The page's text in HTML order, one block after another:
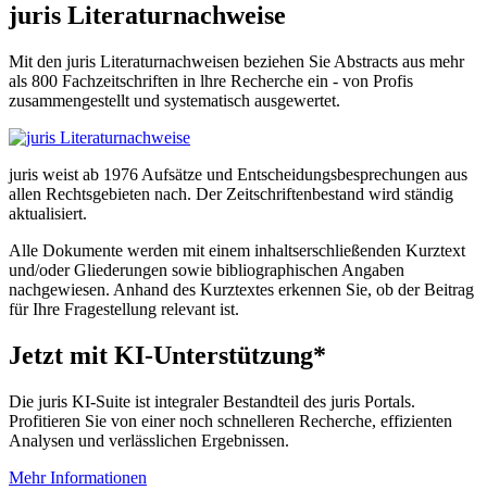
juris Literaturnachweise
Mit den juris Literaturnachweisen beziehen Sie Abstracts aus mehr
als 800 Fachzeitschriften in lhre Recherche ein - von Profis
zusammengestellt und systematisch ausgewertet.
juris weist ab 1976 Aufsätze und Entscheidungsbesprechungen aus
allen Rechtsgebieten nach. Der Zeitschriftenbestand wird ständig
aktualisiert.
Alle Dokumente werden mit einem inhaltserschließenden Kurztext
und/oder Gliederungen sowie bibliographischen Angaben
nachgewiesen. Anhand des Kurztextes erkennen Sie, ob der Beitrag
für Ihre Fragestellung relevant ist.
Jetzt mit KI-Unterstützung*
Die juris KI-Suite ist integraler Bestandteil des juris Portals.
Profitieren Sie von einer noch schnelleren Recherche, effizienten
Analysen und verlässlichen Ergebnissen.
Mehr Informationen